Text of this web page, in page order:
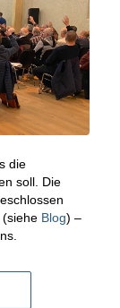
die
soll. Die
Blog) –